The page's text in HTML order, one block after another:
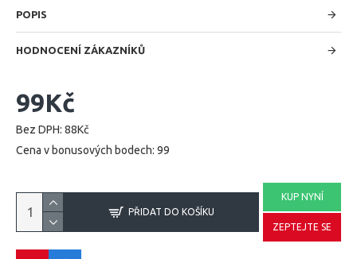
POPIS
HODNOCENÍ ZÁKAZNÍKŮ
99Kč
Bez DPH: 88Kč
Cena v bonusových bodech: 99
PŘIDAT DO KOŠÍKU
KUP NYNÍ
ZEPTEJTE SE